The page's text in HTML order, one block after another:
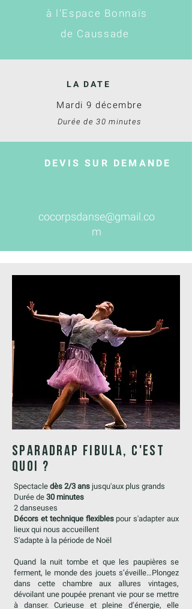
à l'Espace Bonnaïs
de Caussade
LA DATE
Mardi 9 décembre
Durée de 30 minutes
DEVIS SUR DEMANDE
cocorpsdanse@gmail.co
m
SParadrap fibula, C'EST
QUOI ?
Spectacle dès 2/3 ans jusqu'aux plus grands
Durée de 30 minutes
2 danseuses
Décors et technique flexiblespour s'adapter aux
lieux qui nous accueillent
S'adapte à la période de Noël
Quand la nuit tombe et que les paupières se
ferment, le monde des jouets s’éveille…Plongez
dans cette chambre aux allures vintages,
dévoilant une poupée prenant vie pour se mettre
à danser. Curieuse et pleine d’énergie, elle